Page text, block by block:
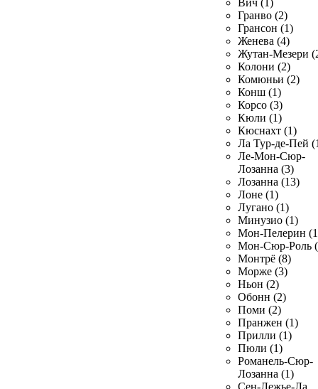
Вич (1)
Гранво (2)
Грансон (1)
Женева (4)
Жутан-Мезери
Колони (2)
Комюньи (2)
Конш (1)
Корсо (3)
Кюли (1)
Кюснахт (1)
Ла Тур-де-Пей
Ле-Мон-Сюр-
Лозанна (3)
Лозанна (13)
Лоне (1)
Лугано (1)
Минузио (1)
Мон-Пелерин
Мон-Сюр-Роль
Монтрё (8)
Морже (3)
Ньон (2)
Обонн (2)
Поми (2)
Пранжен (1)
Прилли (1)
Пюли (1)
Романель-Сюр-
Лозанна (1)
Сен-Лежье-Ла